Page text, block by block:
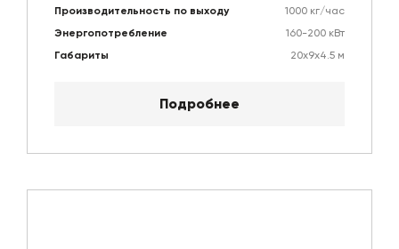
Производительность по выходу
1000 кг/час
Энергопотребление
160-200 кВт
Габариты
20х9х4.5 м
Подробнее